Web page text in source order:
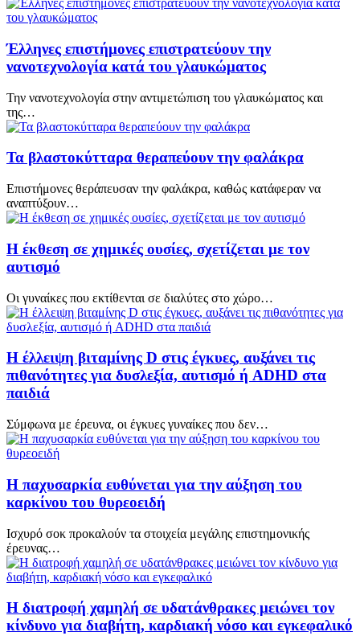
Έλληνες επιστήμονες επιστρατεύουν την
νανοτεχνολογία κατά του γλαυκώματος
Την νανοτεχνολογία στην αντιμετώπιση του γλαυκώματος και
της…
Τα βλαστοκύτταρα θεραπεύουν την φαλάκρα
Επιστήμονες θεράπευσαν την φαλάκρα, καθώς κατάφεραν να
αναπτύξουν…
Η έκθεση σε χημικές ουσίες, σχετίζεται με τον
αυτισμό
Οι γυναίκες που εκτίθενται σε διαλύτες στο χώρο…
Η έλλειψη βιταμίνης D στις έγκυες, αυξάνει τις
πιθανότητες για δυσλεξία, αυτισμό ή ADHD στα
παιδιά
Σύμφωνα με έρευνα, οι έγκυες γυναίκες που δεν…
Η παχυσαρκία ευθύνεται για την αύξηση του
καρκίνου του θυρεοειδή
Ισχυρό σοκ προκαλούν τα στοιχεία μεγάλης επιστημονικής
έρευνας…
Η διατροφή χαμηλή σε υδατάνθρακες μειώνει τον
κίνδυνο για διαβήτη, καρδιακή νόσο και εγκεφαλικό